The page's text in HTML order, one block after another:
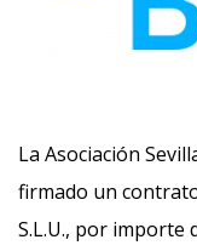
La Asociación
firmado un
S.L.U., por importe